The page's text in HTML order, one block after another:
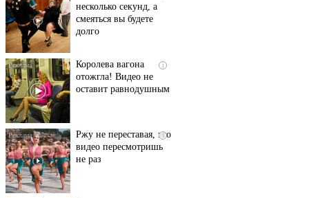
несколько секунд, а
смеяться вы будете
долго
i
Королева вагона
отожгла! Видео не
оставит равнодушным
i
Ржу не переставая, это
видео пересмотришь
не раз